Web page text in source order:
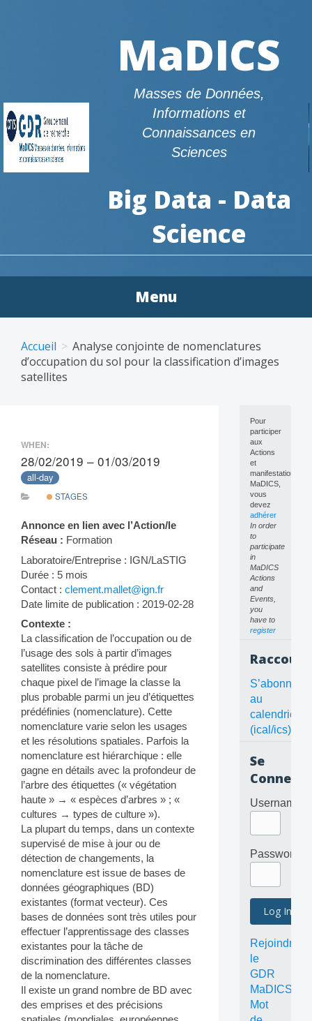
MaDICS
Masses de Données,
Informations et
Connaissances en
Sciences
Big Data - Data
Science
Menu
content
Accueil
Analyse conjointe de nomenclatures
d’occupation du sol pour la classification d’images
satellites
WHEN:
28/02/2019 – 01/03/2019
all-day
STAGES
Annonce en lien avec l’Action/le
Réseau : Formation
Laboratoire/Entreprise : IGN/LaSTIG
Durée : 5 mois
Contact : clement.mallet@ign.fr
Date limite de publication : 2019-02-28
Contexte :
La classification de l’occupation ou de
l’usage des sols à partir d’images
satellites consiste à prédire pour
chaque pixel de l’image la classe la
plus probable parmi un jeu d’étiquettes
prédéfinies (nomenclature). Cette
nomenclature varie selon les usages
et les résolutions spatiales. Parfois la
nomenclature est hiérarchique : elle
gagne en détails avec la profondeur de
l’arbre des étiquettes (« végétation
haute » → « espèces d’arbres » ; «
cultures → types de culture »).
La plupart du temps, dans un contexte
supervisé de mise à jour ou de
détection de changements, la
nomenclature est issue de bases de
données géographiques (BD)
existantes (format vecteur). Ces
bases de données sont très utiles pour
effectuer l’apprentissage des classes
existantes pour la tâche de
discrimination des différentes classes
de la nomenclature.
Il existe un grand nombre de BD avec
des emprises et des précisions
Pour
participer
aux
Actions
et
manifestations
MaDICS,
vous
devez
adhérer
In order
to
participate
in
MaDICS
Actions
and
Events,
you
have to
register
S’abonner
au
calendrier
(ical/ics)
Se
Username
Password
Rejoindre
le
GDR
MaDICS
Mot